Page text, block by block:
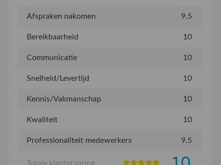
Afspraken nakomen 9.5
Bereikbaarheid 10
Communicatie 10
Snelheid/Levertijd 10
Kennis/Vakmanschap 10
Kwaliteit 10
Professionaliteit medewerkers 9.5
Totale klantervaring